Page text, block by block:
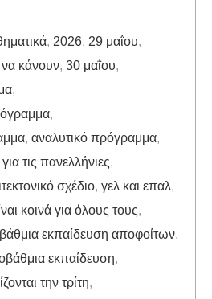
, 2026, 29 μαΐου,
να κάνουν, 30 μαΐου,
,
,
, αναλυτικό πρόγραμμα,
τις πανελλήνιες,
σχέδιο, γελ και επαλ,
κοινά για όλους τους,
εκπαίδευση αποφοίτων,
εκπαίδευση,
την τρίτη,